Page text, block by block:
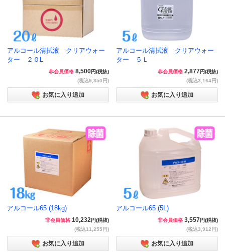
アルコール清拭液 クリアウォー
ター ２０L
非会員価格 8,500円(税抜)
(税込9,350円)
お気に入り追加
アルコール清拭液 クリアウォー
ター ５Ｌ
非会員価格 2,877円(税抜)
(税込3,164円)
お気に入り追加
アルコール65 (18kg)
非会員価格 10,232円(税抜)
(税込11,255円)
お気に入り追加
アルコール65 (5L)
非会員価格 3,557円(税抜)
(税込3,912円)
お気に入り追加